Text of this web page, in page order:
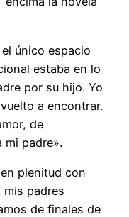
único espacio
estaba en lo
por su hijo. Yo
a encontrar.
de
mi padre».
plenitud con
padres
de finales de